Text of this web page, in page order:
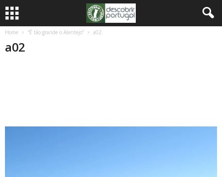
Home “É tão grande o Alentejo” a02
a02